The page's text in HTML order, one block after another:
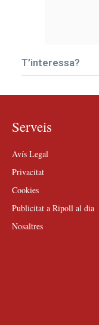
T’interessa?
Serveis
Avís Legal
Privacitat
Cookies
Publicitat a Ripoll al dia
Nosaltres